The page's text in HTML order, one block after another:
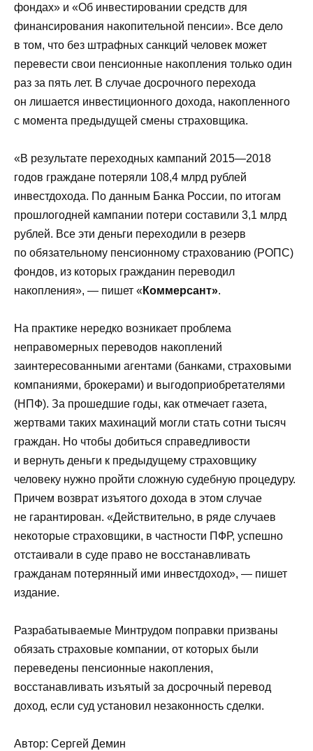
фондах» и «Об инвестировании средств для
финансирования накопительной пенсии». Все дело
в том, что без штрафных санкций человек может
перевести свои пенсионные накопления только один
раз за пять лет. В случае досрочного перехода
он лишается инвестиционного дохода, накопленного
с момента предыдущей смены страховщика.
«В результате переходных кампаний 2015—2018
годов граждане потеряли 108,4 млрд рублей
инвестдохода. По данным Банка России, по итогам
прошлогодней кампании потери составили 3,1 млрд
рублей. Все эти деньги переходили в резерв
по обязательному пенсионному страхованию (РОПС)
фондов, из которых гражданин переводил
накопления», — пишет «Коммерсант».
На практике нередко возникает проблема
неправомерных переводов накоплений
заинтересованными агентами (банками, страховыми
компаниями, брокерами) и выгодоприобретателями
(НПФ). За прошедшие годы, как отмечает газета,
жертвами таких махинаций могли стать сотни тысяч
граждан. Но чтобы добиться справедливости
и вернуть деньги к предыдущему страховщику
человеку нужно пройти сложную судебную процедуру.
Причем возврат изъятого дохода в этом случае
не гарантирован. «Действительно, в ряде случаев
некоторые страховщики, в частности ПФР, успешно
отстаивали в суде право не восстанавливать
гражданам потерянный ими инвестдоход», — пишет
издание.
Разрабатываемые Минтрудом поправки призваны
обязать страховые компании, от которых были
переведены пенсионные накопления,
восстанавливать изъятый за досрочный перевод
доход, если суд установил незаконность сделки.
Автор: Сергей Демин